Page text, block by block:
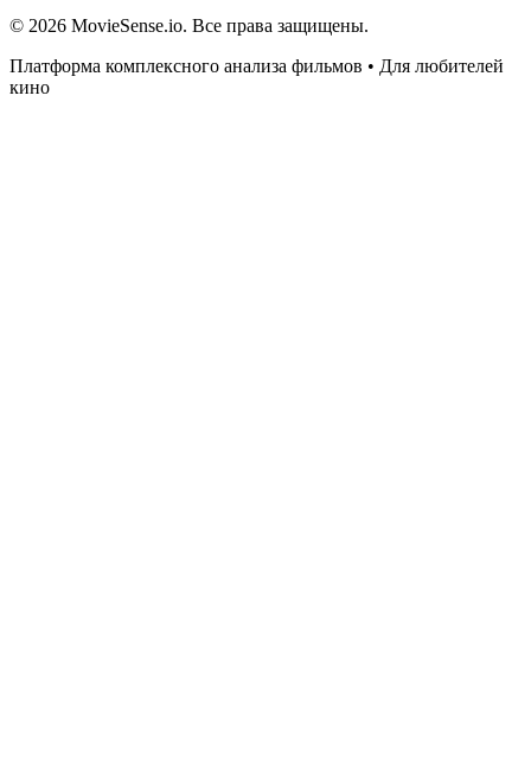
© 2026 MovieSense.io. Все права защищены.
Платформа комплексного анализа фильмов • Для любителей
кино